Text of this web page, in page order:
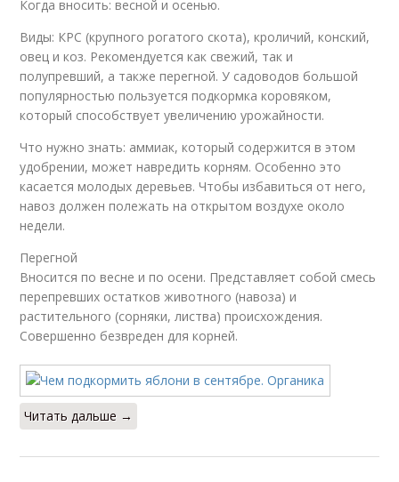
Когда вносить: весной и осенью.
Виды: КРС (крупного рогатого скота), кроличий, конский,
овец и коз. Рекомендуется как свежий, так и
полупревший, а также перегной. У садоводов большой
популярностью пользуется подкормка коровяком,
который способствует увеличению урожайности.
Что нужно знать: аммиак, который содержится в этом
удобрении, может навредить корням. Особенно это
касается молодых деревьев. Чтобы избавиться от него,
навоз должен полежать на открытом воздухе около
недели.
Перегной
Вносится по весне и по осени. Представляет собой смесь
перепревших остатков животного (навоза) и
растительного (сорняки, листва) происхождения.
Совершенно безвреден для корней.
Читать дальше →